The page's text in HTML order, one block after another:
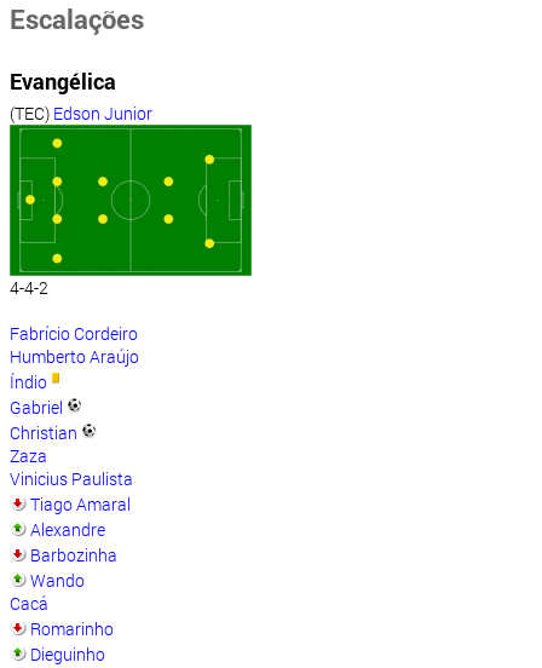
Escalações
Evangélica
(TEC) Edson Junior
4-4-2
Fabrício Cordeiro
Humberto Araújo
Índio
Gabriel
Christian
Zaza
Vinicius Paulista
Tiago Amaral
Alexandre
Barbozinha
Wando
Cacá
Romarinho
Dieguinho